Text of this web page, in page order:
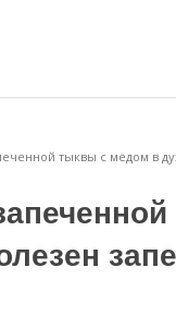
тыквы с медом в